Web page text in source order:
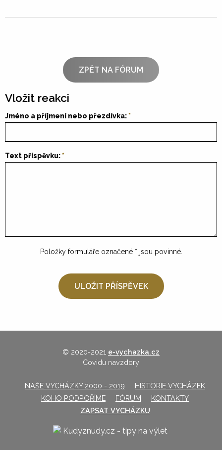
ZPĚT NA FÓRUM
Vložit reakci
Jméno a příjmení nebo přezdívka:
Text příspěvku:
Položky formuláře označené * jsou povinné.
© 2020-2021 e-vychazka.cz
Covidu navzdory
NAŠE VYCHÁZKY 2000 - 2019
HISTORIE VYCHÁZEK
KOHO PODPOŘÍME
FÓRUM
KONTAKTY
ZAPSAT VYCHÁZKU